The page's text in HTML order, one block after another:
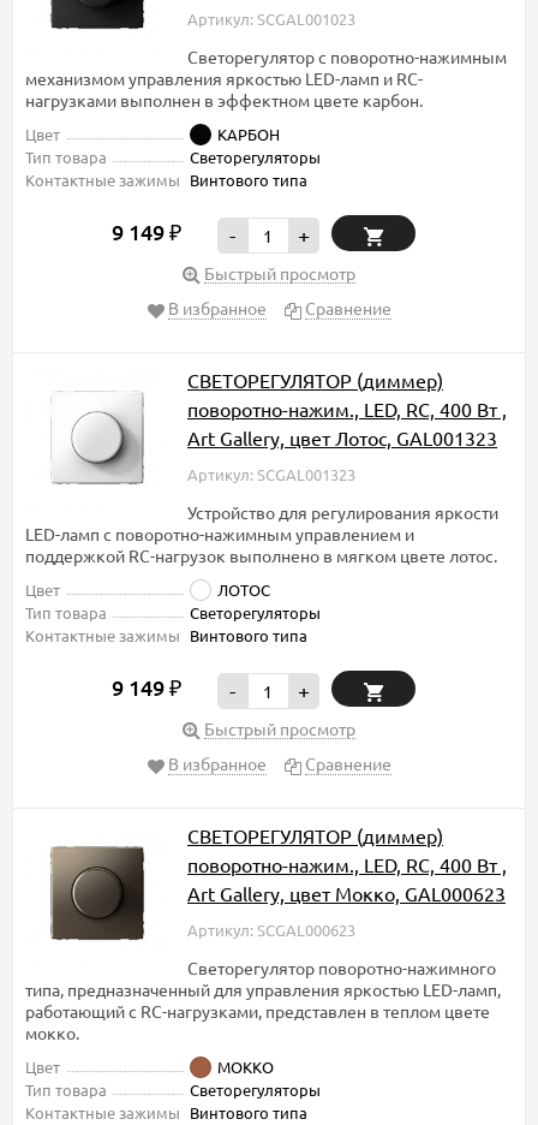
Артикул: SCGAL001023
Светорегулятор с поворотно-нажимным
механизмом управления яркостью LED-ламп и RC-
нагрузками выполнен в эффектном цвете карбон.
Цвет
КАРБОН
Тип товара
Светорегуляторы
Контактные зажимы Винтового типа
9 149 ₽ - +
Быстрый просмотр
В избранное
Сравнение
СВЕТОРЕГУЛЯТОР (диммер)
поворотно-нажим., LED, RC, 400 Вт ,
Art Gallery, цвет Лотос, GAL001323
Артикул: SCGAL001323
Устройство для регулирования яркости
LED-ламп с поворотно-нажимным управлением и
поддержкой RC-нагрузок выполнено в мягком цвете лотос.
Цвет
ЛОТОС
Тип товара
Светорегуляторы
Контактные зажимы Винтового типа
9 149 ₽ - +
Быстрый просмотр
В избранное
Сравнение
СВЕТОРЕГУЛЯТОР (диммер)
поворотно-нажим., LED, RC, 400 Вт ,
Art Gallery, цвет Мокко, GAL000623
Артикул: SCGAL000623
Светорегулятор поворотно-нажимного
типа, предназначенный для управления яркостью LED-ламп,
работающий с RC-нагрузками, представлен в теплом цвете
мокко.
Цвет
МОККО
Тип товара
Светорегуляторы
Контактные зажимы Винтового типа